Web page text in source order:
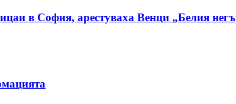
в София, арестуваха Венци „Белия